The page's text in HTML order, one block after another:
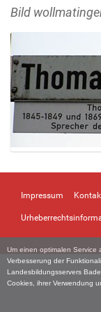
Um einen optimalen Service
Verbesserung der
Landesbildungsservers
Cookies, ihrer Verwendung
Bild
e
g
e
d
i
Impressum